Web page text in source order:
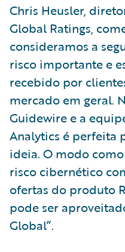
Chris Heusler,
Global Ratings,
consideramos a
risco importante e
recebido por
mercado em geral.
Guidewire e a
Analytics é perfeita
ideia. O modo
risco cibernético
ofertas do produto
pode ser
Global”.